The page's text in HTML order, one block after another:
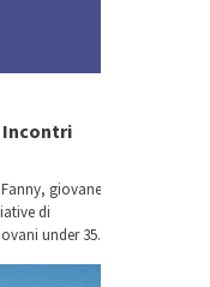
Incontri
giovane
di
under 35.